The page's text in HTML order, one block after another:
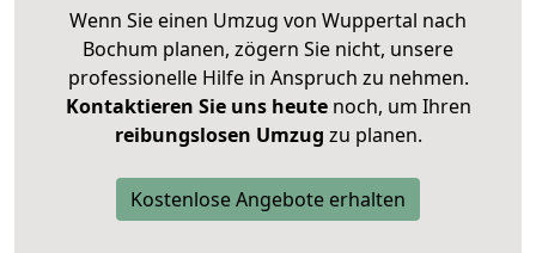
Wenn Sie einen Umzug von Wuppertal nach
Bochum planen, zögern Sie nicht, unsere
professionelle Hilfe in Anspruch zu nehmen.
Kontaktieren Sie uns heutenoch, um Ihren
reibungslosen Umzug zu planen.
Kostenlose Angebote erhalten